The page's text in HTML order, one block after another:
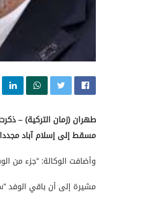
طهران (زمان التركية) –
مسقط إلى إسلام آباد
وأضافت الوكالة: “جزء من
مشيرة إلى أن باقي الوفد